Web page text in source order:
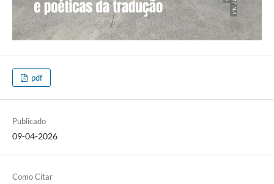
pdf
Publicado
09-04-2026
Como Citar